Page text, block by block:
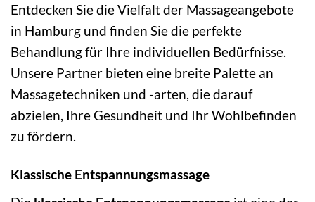
Entdecken Sie die Vielfalt der Massageangebote
in Hamburg und finden Sie die perfekte
Behandlung für Ihre individuellen Bedürfnisse.
Unsere Partner bieten eine breite Palette an
Massagetechniken und -arten, die darauf
abzielen, Ihre Gesundheit und Ihr Wohlbefinden
zu fördern.
Klassische Entspannungsmassage